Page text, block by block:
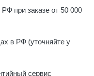
при заказе от 50 000
в РФ (уточняйте у
сервис